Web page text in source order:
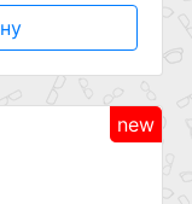
new